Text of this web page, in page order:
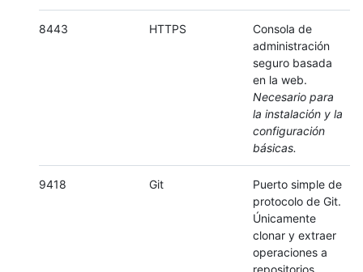
8443 HTTPS
Consola de
administración
seguro basada
en la web.
Necesario para
la instalación y la
configuración
básicas.
9418 Git
Puerto simple de
protocolo de Git.
Únicamente
clonar y extraer
operaciones a
repositorios